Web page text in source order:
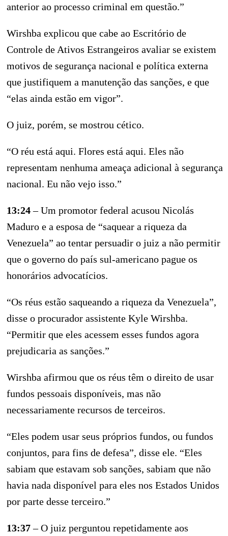
anterior ao processo criminal em questão.”
Wirshba explicou que cabe ao Escritório de
Controle de Ativos Estrangeiros avaliar se existem
motivos de segurança nacional e política externa
que justifiquem a manutenção das sanções, e que
“elas ainda estão em vigor”.
O juiz, porém, se mostrou cético.
“O réu está aqui. Flores está aqui. Eles não
representam nenhuma ameaça adicional à segurança
nacional. Eu não vejo isso.”
13:24– Um promotor federal acusou Nicolás
Maduro e a esposa de “saquear a riqueza da
Venezuela” ao tentar persuadir o juiz a não permitir
que o governo do país sul-americano pague os
honorários advocatícios.
“Os réus estão saqueando a riqueza da Venezuela”,
disse o procurador assistente Kyle Wirshba.
“Permitir que eles acessem esses fundos agora
prejudicaria as sanções.”
Wirshba afirmou que os réus têm o direito de usar
fundos pessoais disponíveis, mas não
necessariamente recursos de terceiros.
“Eles podem usar seus próprios fundos, ou fundos
conjuntos, para fins de defesa”, disse ele. “Eles
sabiam que estavam sob sanções, sabiam que não
havia nada disponível para eles nos Estados Unidos
por parte desse terceiro.”
13:37– O juiz perguntou repetidamente aos